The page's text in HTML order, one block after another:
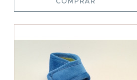
COMPRAR